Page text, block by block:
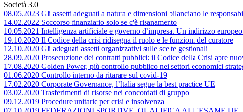
Società 3.0
08.05.2023 Gli assetti adeguati a natura e dimensioni bilanciano le
14.02.2022 Soccorso finanziario solo se c'è risanamento
10.05.2021 Intelligenza artificiale e governo d’impresa. Un indirizzo
19.10.2020 Il Codice della crisi ridisegna il ruolo e le funzioni del curatore
12.10.2020 Gli adeguati assetti organizzativi sulle scelte gestionali
28.09.2020 Prosecuzione dei contratti pubblici: il Codice della Crisi apre
17.08.2020 Golden Power, più controllo pubblico nei settori economici
01.06.2020 Controllo interno da ritarare sul covid-19
17.02.2020 Corporate Governance, l’Italia segue la best practice UE
03.02.2020 Trasferimenti di risorse nei concordati di gruppo
09.12.2019 Procedure unitarie per crisi e insolvenza
07.10.2019 FEDERAZIONI SPORTIVE, QUALIFICA ALL'ESAME UE